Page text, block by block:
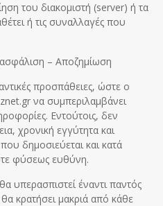
του διακομιστή (server) ή τα
ή τις συναλλαγές που
– Αποζημίωση
προσπάθειες, ώστε ο
να συμπεριλαμβάνει
Εντούτοις, δεν
χρονική εγγύτητα και
δημοσιεύεται και κατά
φύσεως ευθύνη.
υπερασπιστεί έναντι παντός
κρατήσει μακριά από κάθε